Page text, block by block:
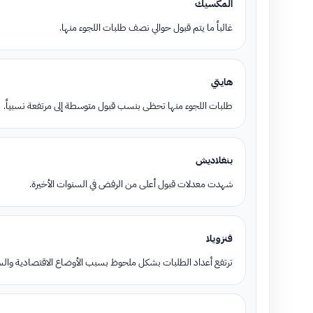
المكسيك
غالباً ما يتم قبول حوالي نصف طلبات اللجوء منها.
هايتي
طلبات اللجوء منها تحظى بنسب قبول متوسطة إلى مرتفعة نسبياً.
بنغلاديش
شهدت معدلات قبول أعلى من الرفض في السنوات الأخيرة.
فنزويلا
ترتفع أعداد الطلبات بشكل ملحوظ بسبب الأوضاع الاقتصادية